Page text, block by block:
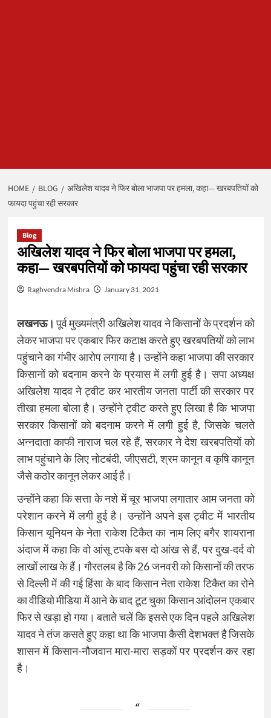
HOME BLOG
अखिलेश यादव ने फिर बोला भाजपा पर हमला, कहा— खरबपतियों को
फायदा पहुंचा रही सरकार
Blog
अखिलेश यादव ने फिर बोला भाजपा पर हमला,
कहा— खरबपतियों को फायदा पहुंचा रही सरकार
Raghvendra Mishra January 31, 2021
लखनऊ। पूर्व मुख्यमंत्री अखिलेश यादव ने किसानों के प्रदर्शन को
लेकर भाजपा पर एकबार फिर कटाक्ष करते हुए खरबपतियों को लाभ
पहुंचाने का गंभीर आरोप लगाया है। उन्होंने कहा भाजपा की सरकार
किसानों को बदनाम करने के प्रयास में लगी हुई है। सपा अध्यक्ष
अखिलेश यादव ने ट्वीट कर भारतीय जनता पार्टी की सरकार पर
तीखा हमला बोला है। उन्होंने ट्वीट करते हुए लिखा है कि भाजपा
सरकार किसानों को बदनाम करने में लगी हुई है, जिसके चलते
अन्नदाता काफी नाराज चल रहे हैं, सरकार ने देश खरबपतियों को
लाभ पहुंचाने के लिए नोटबंदी, जीएसटी, श्रम कानून व कृषि कानून
जैसे कठोर कानून लेकर आई है।
उन्होंने कहा कि सत्ता के नशे में चूर भाजपा लगातार आम जनता को
परेशान करने में लगी हुई है। उन्होंने अपने इस ट्वीट में भारतीय
किसान यूनियन के नेता राकेश टिकैत का नाम लिए बगैर शायराना
अंदाज में कहा कि वो आंसू टपके बस दो आंख से हैं, पर दुख-दर्द वो
लाखों लाख के हैं। गौरतलब है कि 26 जनवरी को किसानों की तरफ
से दिल्ली में की गई हिंसा के बाद किसान नेता राकेश टिकैत का रोने
का वीडियो मीडिया में आने के बाद टूट चुका किसान आंदोलन एकबार
फिर से खड़ा हो गया। बताते चलें कि इससे एक दिन पहले अखिलेश
यादव ने तंज कसते हुए कहा था कि भाजपा कैसी देशभक्त है जिसके
शासन में किसान-नौजवान मारा-मारा सड़कों पर प्रदर्शन कर रहा
है।